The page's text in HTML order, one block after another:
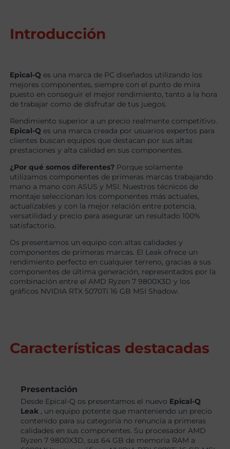
Introducción
Epical-Q es una marca de PC diseñados utilizando los
mejores componentes, siempre con el punto de mira
puesto en conseguir el mejor rendimiento, tanto a la hora
de trabajar como de disfrutar de tus juegos.
Rendimiento superior a un precio realmente competitivo.
Epical-Q es una marca creada por usuarios expertos para
clientes buscan equipos que destacan por sus altas
prestaciones y alta calidad en sus componentes.
¿Por qué somos diferentes? Porque solamente
utilizamos componentes de primeras marcas trabajando
mano a mano con ASUS y MSI. Nuestros técnicos de
montaje seleccionan los componentes más actuales,
actualizables y con la mejor relación entre potencia,
versatilidad y precio para asegurar un resultado 100%
satisfactorio.
Os presentamos un equipo con altas calidades y
componentes de primeras marcas. El Leak ofrece un
rendimiento perfecto en cualquier terreno, gracias a sus
componentes de última generación, representados por la
combinación entre el AMD Ryzen 7 9800X3D y los
gráficos NVIDIA RTX 5070Ti 16 GB MSI Shadow.
Características destacadas
Presentación
Desde Epical-Q os presentamos el nuevo Epical-Q
Leak , un equipo potente que manteniendo un precio
contenido para su categoría no renuncia a primeras
calidades en sus componentes. Su procesador AMD
Ryzen 7 9800X3D, sus 64 GB de memoria RAM a